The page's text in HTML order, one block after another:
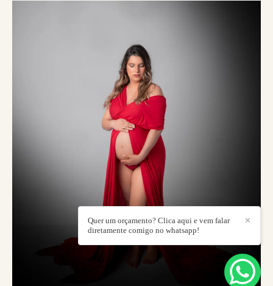
✕
Quer um orçamento? Clica aqui e vem falar
diretamente comigo no whatsapp!